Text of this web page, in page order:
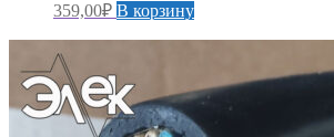
359,00₽ В корзину